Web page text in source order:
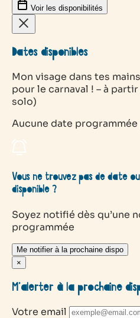
Voir les disponibilités
Dates disponibles
Mon visage dans tes
pour le carnaval ! – à
solo)
Aucune date
Vous ne trouvez pas de date
disponible ?
Soyez notifié dès qu’une
programmée
Me notifier à la prochaine dispo
×
M’alerter à la prochaine
Votre email